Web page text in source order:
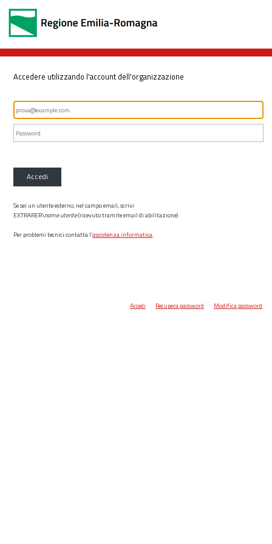
Accedere utilizzando l'account dell'organizzazione
Accedi
Se sei un utente esterno, nel campo email, scrivi
EXTRARER\nome utente(ricevuto tramite email di abilitazione)
Per problemi tecnici contatta l’assistenza informatica.
Accedi Recupera password Modifica password